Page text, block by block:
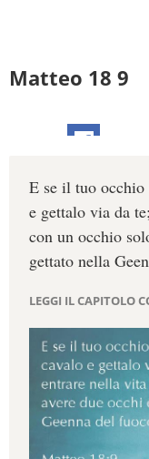
Matteo 18 9
E se il tuo occhio
e gettalo via da
con un occhio
gettato nella
LEGGI IL CAPITOLO